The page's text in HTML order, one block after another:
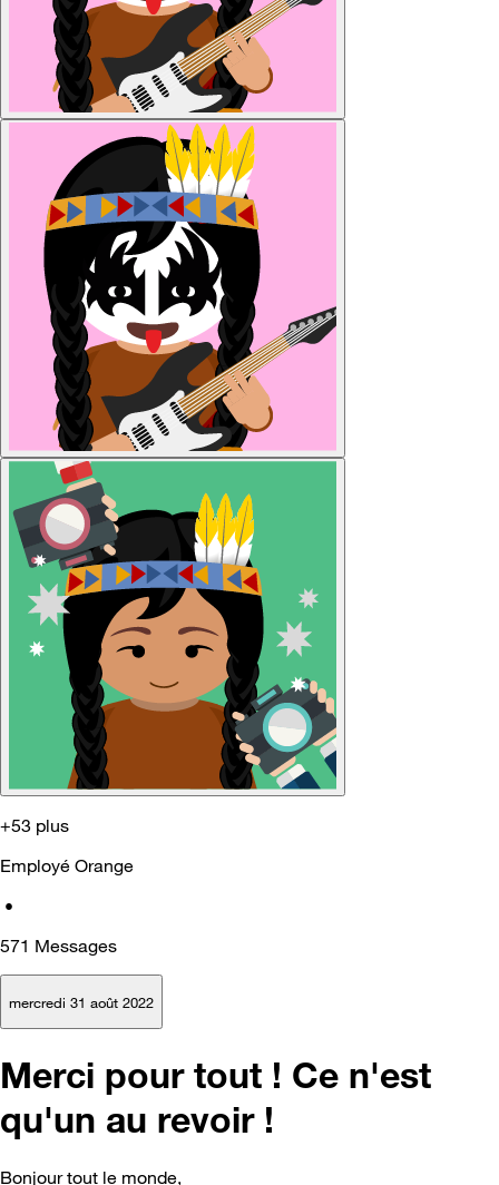
+53 plus
Employé Orange
•
571 Messages
mercredi 31 août 2022
Merci pour tout ! Ce n'est
qu'un au revoir !
Bonjour tout le monde,